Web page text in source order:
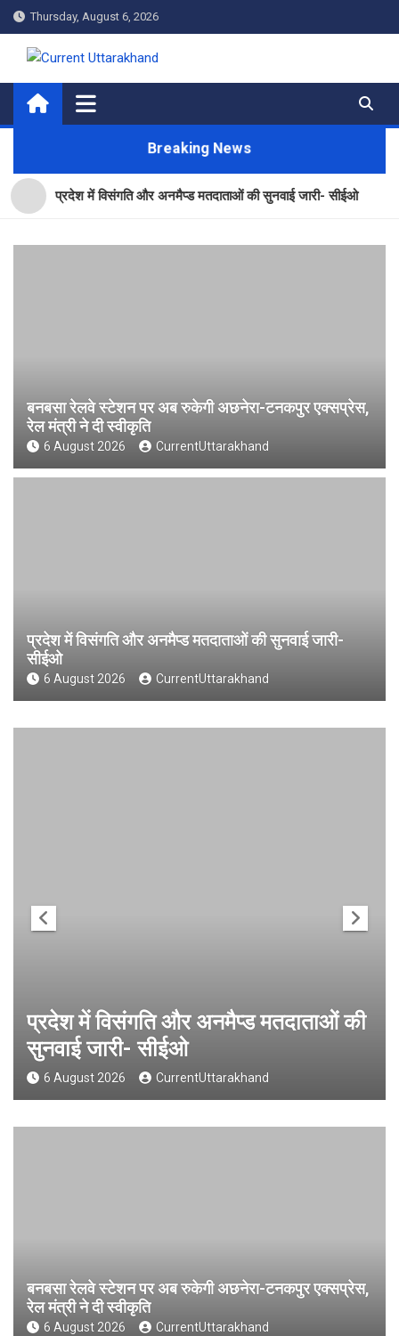
Skip
to
content
Thursday, August 6, 2026
Current Uttarakhand
Breaking News
प्रदेश में विसंगति और अनमैप्ड मतदाताओं की सुनवाई जारी- सीईओ
बनबसा रेलवे स्टेशन पर अब रुकेगी अछनेरा-टनकपुर एक्सप्रेस,
रेल मंत्री ने दी स्वीकृति
6 August 2026 CurrentUttarakhand
प्रदेश में विसंगति और अनमैप्ड मतदाताओं की सुनवाई जारी-
सीईओ
6 August 2026 CurrentUttarakhand
प्रदेश में विसंगति और अनमैप्ड मतदाताओं की
सुनवाई जारी- सीईओ
6 August 2026 CurrentUttarakhand
बनबसा रेलवे स्टेशन पर अब रुकेगी अछनेरा-टनकपुर एक्सप्रेस,
रेल मंत्री ने दी स्वीकृति
6 August 2026 CurrentUttarakhand